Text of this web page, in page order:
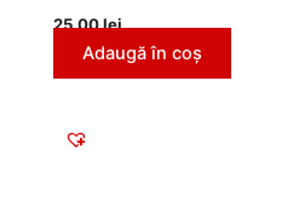
25,00lei
Adaugă în coș